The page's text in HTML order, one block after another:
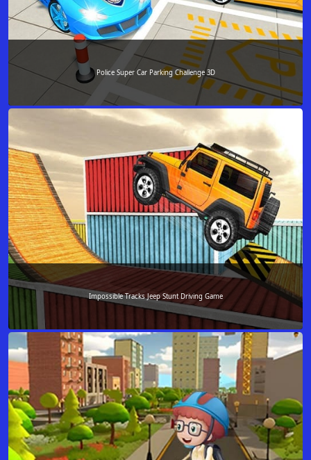
Police Super Car Parking Challenge 3D
Impossible Tracks Jeep Stunt Driving Game